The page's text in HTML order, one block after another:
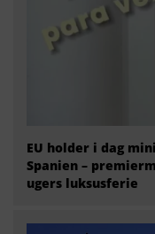
EU holder i dag
Spanien –
ugers luksusferie